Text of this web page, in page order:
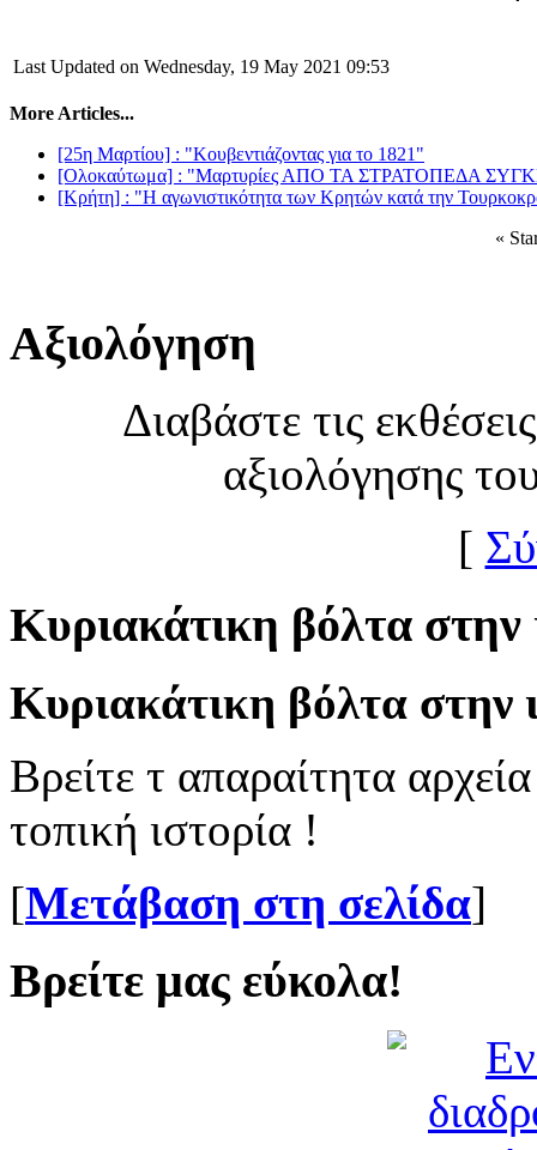
Last Updated on Wednesday, 19 May 2021 09:53
More Articles...
[25η Μαρτίου] : "Κουβεντιάζοντας για το 1821"
[Ολοκαύτωμα] : "Μαρτυρίες ΑΠΟ ΤΑ ΣΤΡΑΤΟΠΕΔΑ
[Κρήτη] : "Η αγωνιστικότητα των Κρητών κατά την
«
Αξιολόγηση
Διαβάστε τις
αξιολόγησης
[
Κυριακάτικη βόλτα στην
Κυριακάτικη βόλτα στην
Βρείτε τ απαραίτητα
τοπική ιστορία !
[Μετάβαση στη σελίδα]
Βρείτε μας εύκολα!